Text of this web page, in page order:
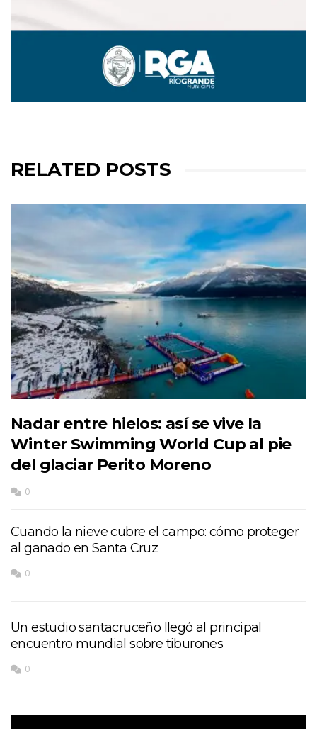
RELATED POSTS
Nadar entre hielos: así se vive la
Winter Swimming World Cup al pie
del glaciar Perito Moreno
0
Cuando la nieve cubre el campo: cómo proteger
al ganado en Santa Cruz
0
Un estudio santacruceño llegó al principal
encuentro mundial sobre tiburones
0